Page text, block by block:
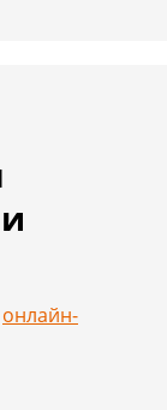
онлайн-